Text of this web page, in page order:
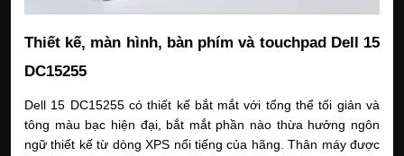
Thiết kế, màn hình, bàn phím và touchpad Dell 15
DC15255
Dell 15 DC15255 có thiết kế bắt mắt với tổng thể tối giản và
tông màu bạc hiện đại, bắt mắt phần nào thừa hưởng ngôn
ngữ thiết kế từ dòng XPS nổi tiếng của hãng. Thân máy được